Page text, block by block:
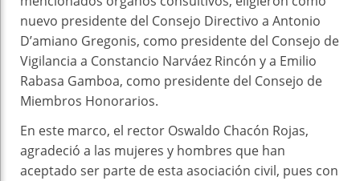
nuevo presidente del Consejo Directivo a Antonio
D’amiano Gregonis, como presidente del Consejo de
Vigilancia a Constancio Narváez Rincón y a Emilio
Rabasa Gamboa, como presidente del Consejo de
Miembros Honorarios.
En este marco, el rector Oswaldo Chacón Rojas,
agradeció a las mujeres y hombres que han
aceptado ser parte de esta asociación civil, pues con